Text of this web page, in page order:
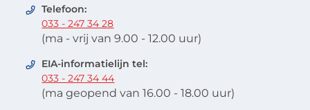
Telefoon:
033 - 247 34 28
(ma - vrij van 9.00 - 12.00 uur)
EIA-informatielijn tel:
033 - 247 34 44
(ma geopend van 16.00 - 18.00 uur)